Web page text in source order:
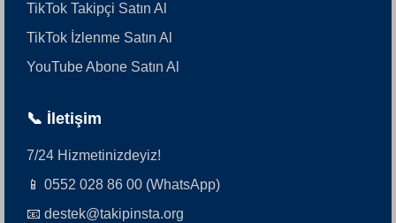
TikTok Takipçi Satın Al
TikTok İzlenme Satın Al
YouTube Abone Satın Al
📞 İletişim
7/24 Hizmetinizdeyiz!
📱 0552 028 86 00 (WhatsApp)
📧 destek@takipinsta.org